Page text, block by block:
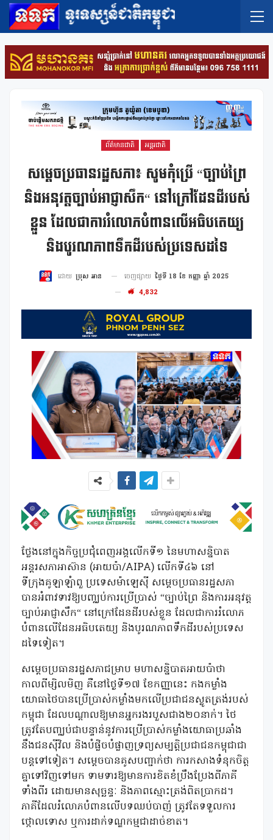
ព័ត៌មានជាតិ អន្តរជាតិ
សម្តេចប្រធានរដ្ឋសភា៖ សូមកុំប្រើ “ច្បាប់ព្រៃ
និងអនុវត្តច្បាប់អាជ្ញាសឹក“ នៅក្រៅដែនដីរបស់
ខ្លួន ដែលជាការរំលោភបំពានលើអធិបតេយ្យ
និងបូរណភាពទឹកដីរបស់ប្រទេសដទៃ
ដោយ ប្រុស អាន ចេញផ្សាយ ថ្ងៃទី 18 ខែ កញ្ញា ឆ្នាំ 2025
4,832
ថ្លែងនៅក្នុងកិច្ចប្រជុំពេញអង្គលើកទី១ នៃមហាសន្និបាត
អន្តរសភាអាស៊ាន (អាយប៉ា/AIPA) លើកទី៤៦ នៅ
ទីក្រុងគូឡាឡំាពួ ប្រទេសម៉ាឡេស៊ី សម្តេចប្រធានរដ្ឋសភា
បានអំពាវទាវឱ្យបញ្ឈប់ការប្រើប្រាស់ “ច្បាប់ព្រៃ និងការអនុវត្ត
ច្បាប់អាជ្ញាសឹក“ នៅក្រៅដែនដីរបស់ខ្លួន ដែលជាការរំលោភ
បំពានលើដែនអធិបតេយ្យ និងបូរណភាពទឹកដីរបស់ប្រទេស
ដទៃទៀត។
សម្តេចប្រធានរដ្ឋសភាជម្រាប មហាសន្និបាតអាយប៉ាថា
កាលពីម្សិលមិញ គឺនៅថ្ងៃទី១៧ ខែកញ្ញានេះ កងកម្លាំង
យោធាថៃបានប្រើប្រាស់កម្លាំងមកលើប្រជាជនស្លូតត្រង់របស់
កម្ពុជា ដែលបណ្តាលឱ្យមានអ្នករងរបួសជាង២០នាក់។ ថៃ
ត្រូវតែបញ្ឈប់ជាបន្ទាន់នូវការប្រើប្រាស់កម្លាំងយោធាប្រឆាំង
នឹងជនស៊ីវិល និងបំផ្លិចបំផ្លាញទ្រព្យសម្បត្តិប្រជាជនកម្ពុជាជា
បន្តទៅទៀត។ សម្តេចបានគូសបញ្ជាក់ថា ការកសាងទំនុកចិត្ត
គ្នាទៅវិញទៅមក ទាមទារឱ្យមានការខិតខំប្រឹងប្រែងពីភាគី
ទាំងពីរ ដោយមានសុច្ឆន្ទៈ និងភាពស្មោះត្រង់ពិតប្រាកដ។
ភាគីដែលរំលោភបំពានលើបទឈប់បាញ់ ត្រូវតែទទួលការ
ថ្កោលទោស ឬការដាក់ទណ្ឌកម្មជាដាច់ខាត។